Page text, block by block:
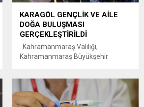
KARAGÖL GENÇLİK VE AİLE
DOĞA BULUŞMASI
GERÇEKLEŞTİRİLDİ
Kahramanmaraş Valiliği,
Kahramanmaraş Büyükşehir
Belediyesi iş birliğiyle bu yıl ilki
düzenlenen Karagöl Gençlik ve Aile